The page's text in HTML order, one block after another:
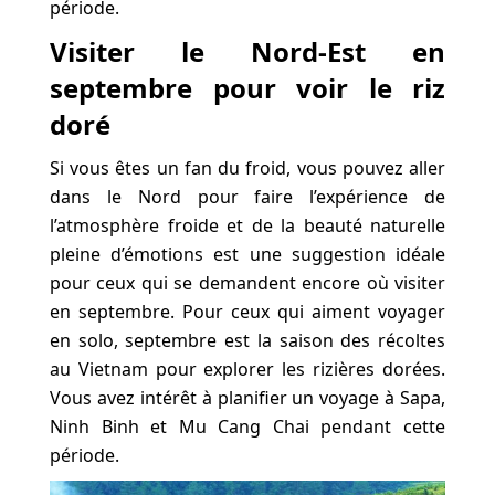
période.
Visiter le Nord-Est en
septembre pour voir le riz
doré
Si vous êtes un fan du froid, vous pouvez aller
dans le Nord pour faire l’expérience de
l’atmosphère froide et de la beauté naturelle
pleine d’émotions est une suggestion idéale
pour ceux qui se demandent encore où visiter
en septembre. Pour ceux qui aiment voyager
en solo, septembre est la saison des récoltes
au Vietnam pour explorer les rizières dorées.
Vous avez intérêt à planifier un voyage à Sapa,
Ninh Binh et Mu Cang Chai pendant cette
période.